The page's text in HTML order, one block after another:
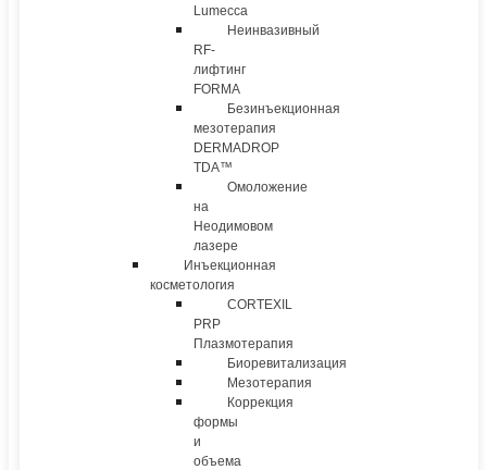
Lumecca
Неинвазивный
RF-
лифтинг
FORMA
Безинъекционная
мезотерапия
DERMADROP
TDA™
Омоложение
на
Неодимовом
лазере
Инъекционная
косметология
CORTEXIL
PRP
Плазмотерапия
Биоревитализация
Мезотерапия
Коррекция
формы
и
объема